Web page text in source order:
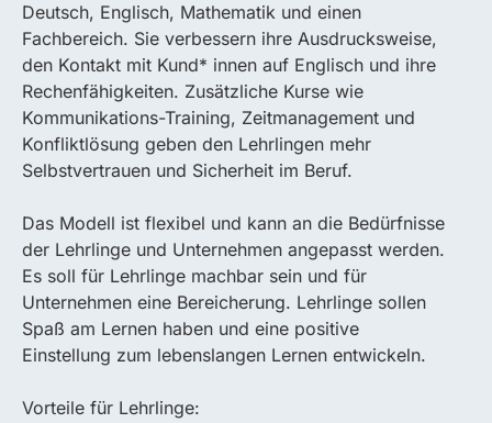
Deutsch, Englisch, Mathematik und einen
Fachbereich. Sie verbessern ihre Ausdrucksweise,
den Kontakt mit Kund* innen auf Englisch und ihre
Rechenfähigkeiten. Zusätzliche Kurse wie
Kommunikations-Training, Zeitmanagement und
Konfliktlösung geben den Lehrlingen mehr
Selbstvertrauen und Sicherheit im Beruf.
Das Modell ist flexibel und kann an die Bedürfnisse
der Lehrlinge und Unternehmen angepasst werden.
Es soll für Lehrlinge machbar sein und für
Unternehmen eine Bereicherung. Lehrlinge sollen
Spaß am Lernen haben und eine positive
Einstellung zum lebenslangen Lernen entwickeln.
Vorteile für Lehrlinge: